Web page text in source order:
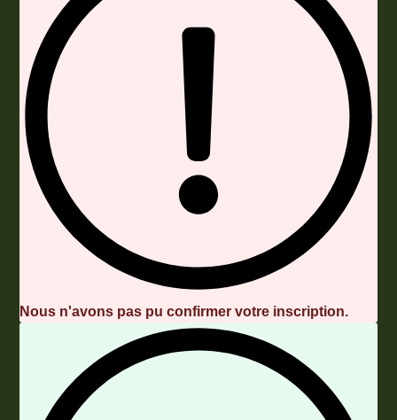
Nous n'avons pas pu confirmer votre inscription.